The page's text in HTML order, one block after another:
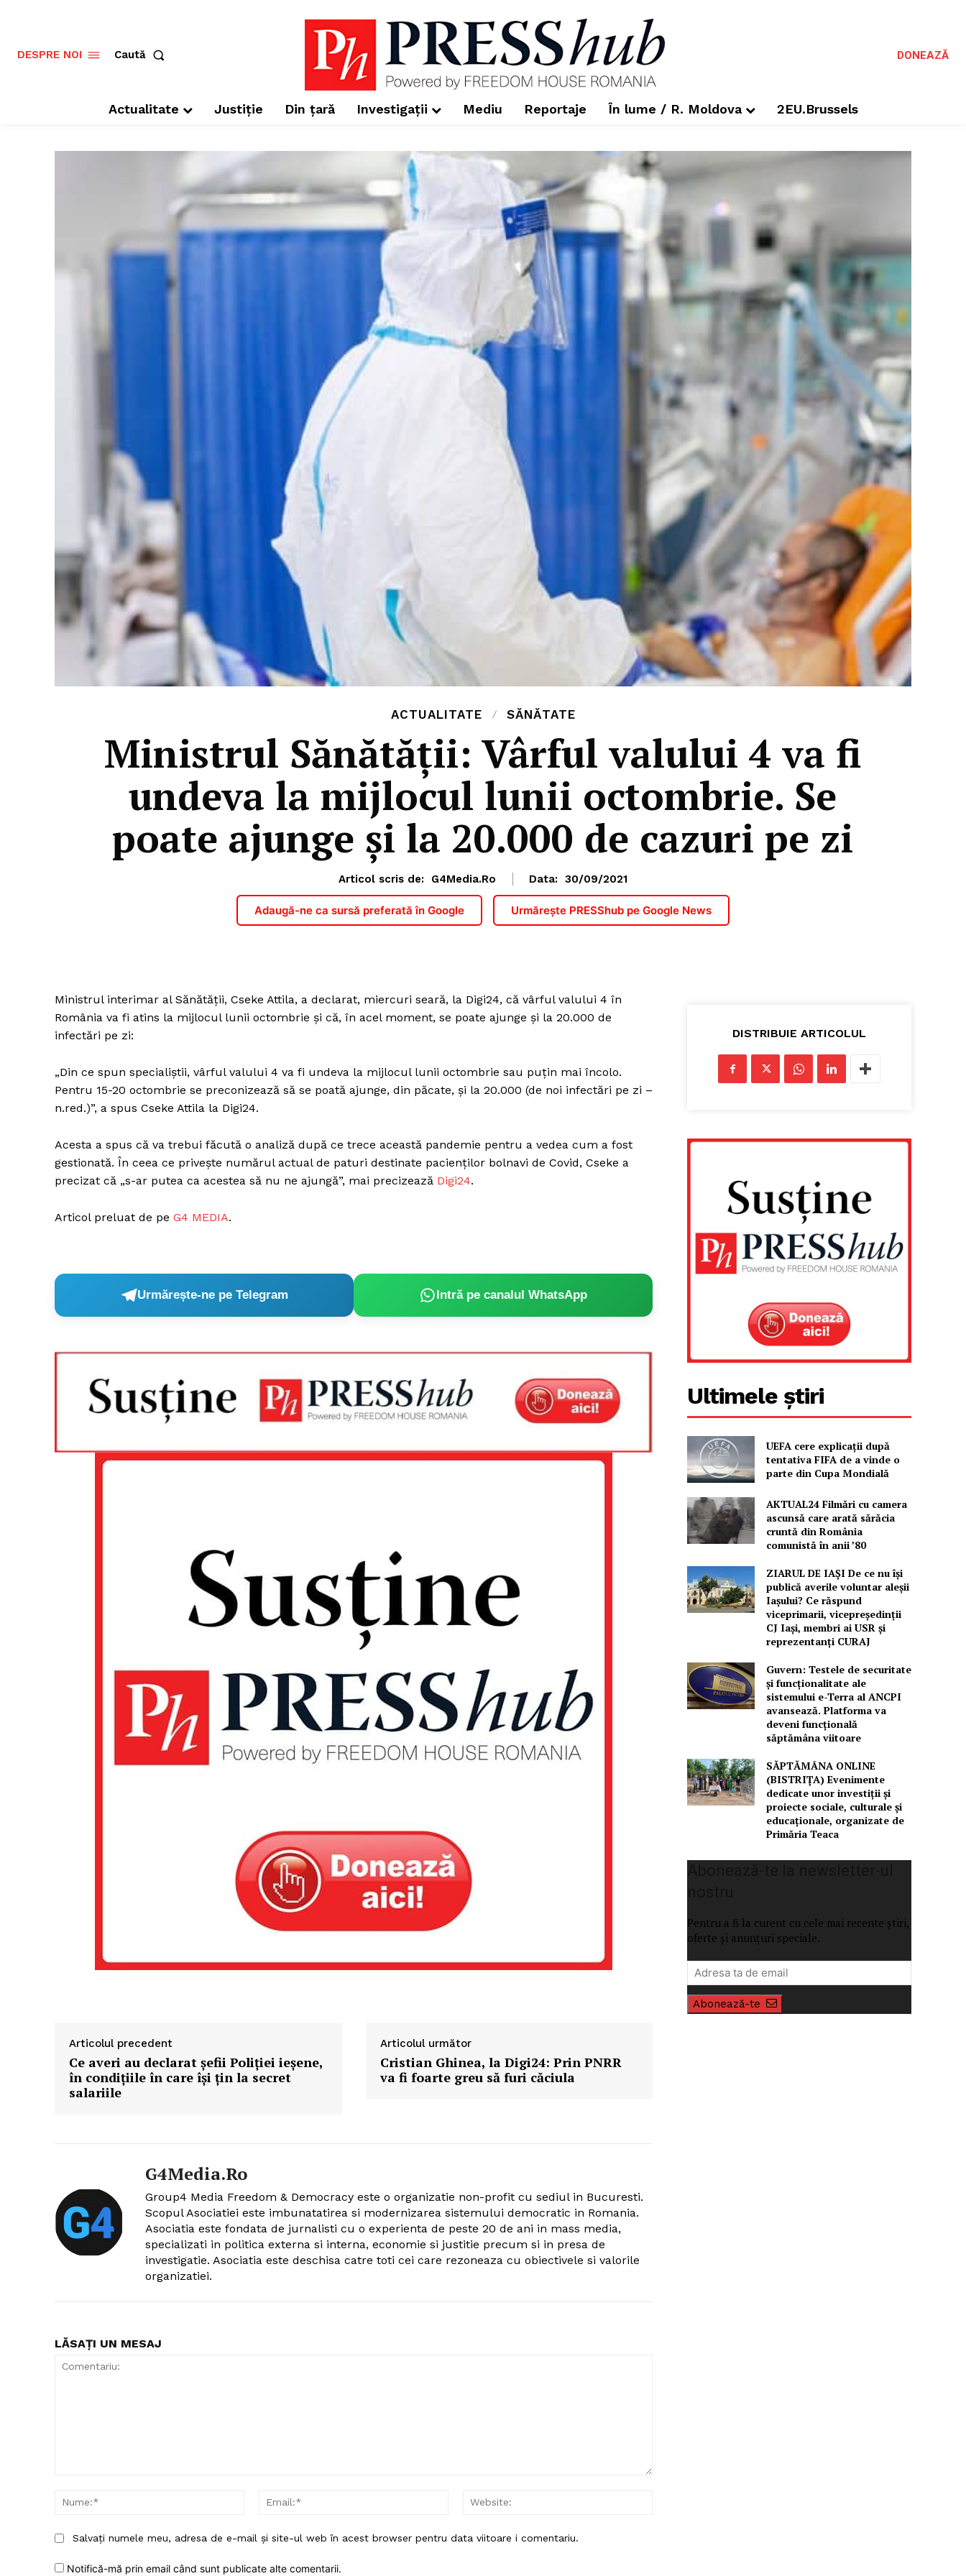
Un proiect
FREEDOM HOUSE
ROMÂNIA
Despre noi / Echipa
Proiecte editoriale
DESPRE NOI Caută DONEAZĂ
Actualitate Justiție Din țară Investigații Mediu Reportaje În lume / R. Moldova 2EU.Brussels
ACTUALITATE SĂNĂTATE
Ministrul Sănătății: Vârful valului 4 va fi
undeva la mijlocul lunii octombrie. Se
poate ajunge și la 20.000 de cazuri pe zi
Articol scris de: G4Media.ro Data: 30/09/2021
Adaugă-ne ca sursă preferată în Google Urmărește PRESShub pe Google News
Ministrul interimar al Sănătății, Cseke Attila, a declarat, miercuri seară, la Digi24, că vârful valului 4 în
România va fi atins la mijlocul lunii octombrie și că, în acel moment, se poate ajunge și la 20.000 de
infectări pe zi:
„Din ce spun specialiștii, vârful valului 4 va fi undeva la mijlocul lunii octombrie sau puțin mai încolo.
Pentru 15-20 octombrie se preconizează să se poată ajunge, din păcate, și la 20.000 (de noi infectări pe zi –
n.red.)”, a spus Cseke Attila la Digi24.
Acesta a spus că va trebui făcută o analiză după ce trece această pandemie pentru a vedea cum a fost
gestionată. În ceea ce privește numărul actual de paturi destinate pacienților bolnavi de Covid, Cseke a
precizat că „s-ar putea ca acestea să nu ne ajungă”, mai precizează Digi24.
Articol preluat de pe G4 MEDIA.
Urmărește-ne pe Telegram Intră pe canalul WhatsApp
Articolul precedent
Ce averi au declarat şefii Poliţiei ieşene,
în condiţiile în care îşi ţin la secret
salariile
Articolul următor
Cristian Ghinea, la Digi24: Prin PNRR
va fi foarte greu să furi căciula
G4Media.ro
Group4 Media Freedom & Democracy este o organizatie non-profit cu sediul in Bucuresti.
Scopul Asociatiei este imbunatatirea si modernizarea sistemului democratic in Romania.
Asociatia este fondata de jurnalisti cu o experienta de peste 20 de ani in mass media,
specializati in politica externa si interna, economie si justitie precum si in presa de
investigatie. Asociatia este deschisa catre toti cei care rezoneaza cu obiectivele si valorile
organizatiei.
LĂSAȚI UN MESAJ
Nume:*
Email:*
Salvați numele meu, adresa de e-mail și site-ul web în acest browser pentru data viitoare i comentariu.
Notifică-mă prin email când sunt publicate alte comentarii.
DISTRIBUIE ARTICOLUL
Ultimele știri
UEFA cere explicații după
tentativa FIFA de a vinde o
parte din Cupa Mondială
AKTUAL24 Filmări cu camera
ascunsă care arată sărăcia
cruntă din România
comunistă în anii ’80
ZIARUL DE IAȘI De ce nu își
publică averile voluntar aleșii
Iașului? Ce răspund
viceprimarii, vicepreședinții
CJ Iași, membri ai USR și
reprezentanți CURAJ
Guvern: Testele de securitate
și funcționalitate ale
sistemului e-Terra al ANCPI
avansează. Platforma va
deveni funcțională
săptămâna viitoare
SĂPTĂMÂNA ONLINE
(BISTRIȚA) Evenimente
dedicate unor investiții și
proiecte sociale, culturale și
educaționale, organizate de
Primăria Teaca
Pentru a fi la curent cu cele mai recente știri,
oferte și anunțuri speciale.
Abonează-te